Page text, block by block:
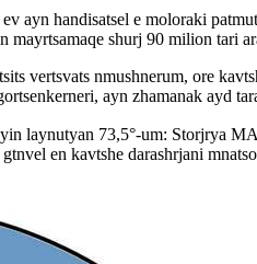
ayn handisatsel e moloraki
mayrtsamaqe shurj 90 milion tari
vertsvats nmushnerum, ore
ayn zhamanak ayd
laynutyan 73,5°-um: Storjrya
en kavtshe darashrjani